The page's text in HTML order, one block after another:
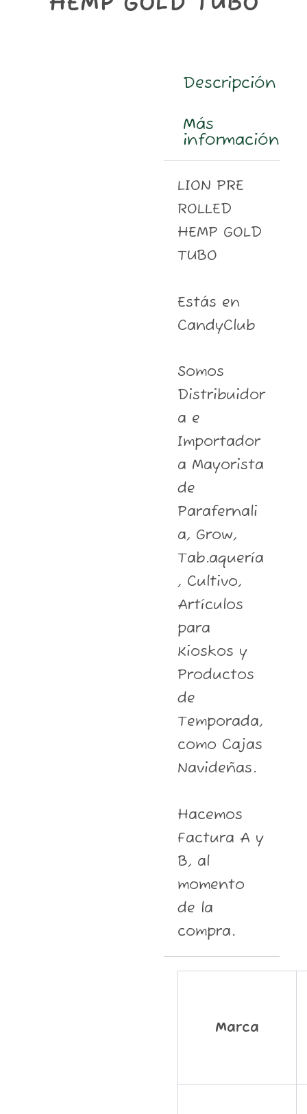
Descripción
Más
información
LION PRE
ROLLED
HEMP GOLD
TUBO
Estás en
CandyClub
Somos
Distribuidor
a e
Importador
a Mayorista
de
Parafernali
a, Grow,
Tab.aquería
, Cultivo,
Artículos
para
Kioskos y
Productos
de
Temporada,
como Cajas
Navideñas.
Hacemos
Factura A y
B, al
momento
de la
compra.
Marca